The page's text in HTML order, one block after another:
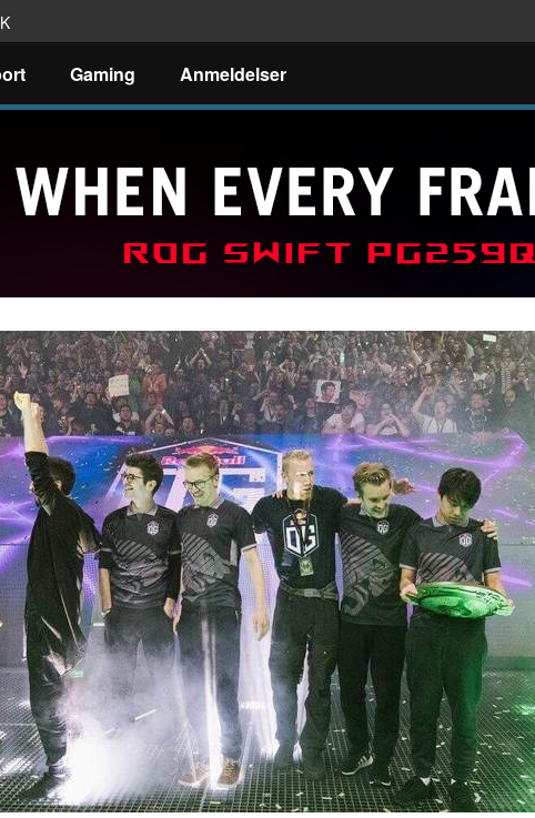
Gaming Anmeldelser